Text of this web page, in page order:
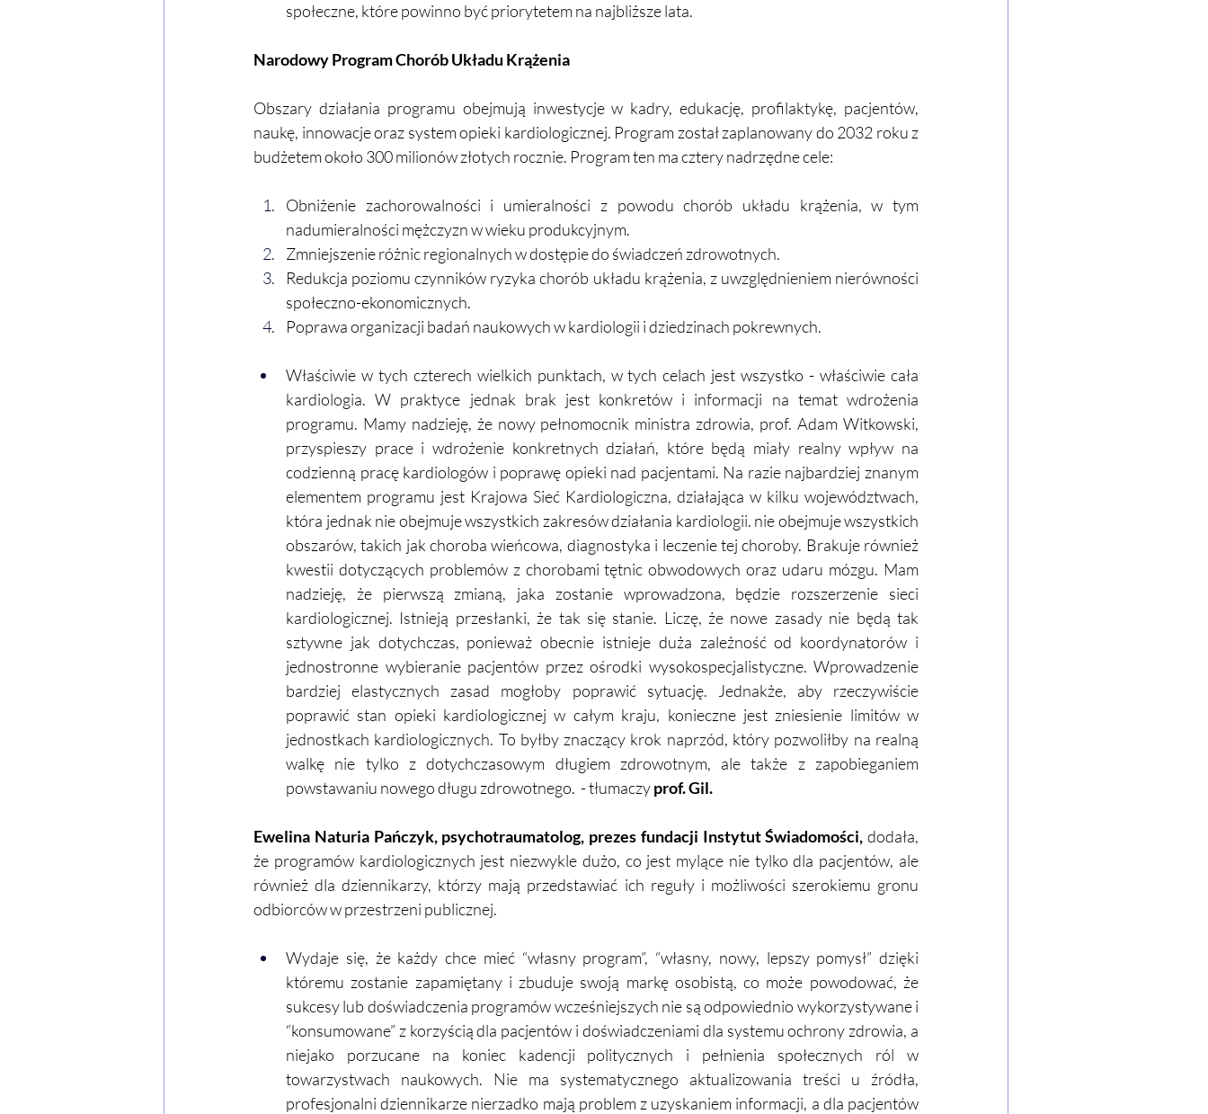
społeczne, które powinno być priorytetem na najbliższe lata.
Narodowy Program Chorób Układu Krążenia
Obszary działania programu obejmują inwestycje w kadry, edukację, profilaktykę, pacjentów,
naukę, innowacje oraz system opieki kardiologicznej. Program został zaplanowany do 2032 roku z
budżetem około 300 milionów złotych rocznie. Program ten ma cztery nadrzędne cele:
Obniżenie zachorowalności i umieralności z powodu chorób układu krążenia, w tym
nadumieralności mężczyzn w wieku produkcyjnym.
Zmniejszenie różnic regionalnych w dostępie do świadczeń zdrowotnych.
Redukcja poziomu czynników ryzyka chorób układu krążenia, z uwzględnieniem nierówności
społeczno-ekonomicznych.
Poprawa organizacji badań naukowych w kardiologii i dziedzinach pokrewnych.
Właściwie w tych czterech wielkich punktach, w tych celach jest wszystko - właściwie cała
kardiologia. W praktyce jednak brak jest konkretów i informacji na temat wdrożenia
programu. Mamy nadzieję, że nowy pełnomocnik ministra zdrowia, prof. Adam Witkowski,
przyspieszy prace i wdrożenie konkretnych działań, które będą miały realny wpływ na
codzienną pracę kardiologów i poprawę opieki nad pacjentami. Na razie najbardziej znanym
elementem programu jest Krajowa Sieć Kardiologiczna, działająca w kilku województwach,
która jednak nie obejmuje wszystkich zakresów działania kardiologii. nie obejmuje wszystkich
obszarów, takich jak choroba wieńcowa, diagnostyka i leczenie tej choroby. Brakuje również
kwestii dotyczących problemów z chorobami tętnic obwodowych oraz udaru mózgu. Mam
nadzieję, że pierwszą zmianą, jaka zostanie wprowadzona, będzie rozszerzenie sieci
kardiologicznej. Istnieją przesłanki, że tak się stanie. Liczę, że nowe zasady nie będą tak
sztywne jak dotychczas, ponieważ obecnie istnieje duża zależność od koordynatorów i
jednostronne wybieranie pacjentów przez ośrodki wysokospecjalistyczne. Wprowadzenie
bardziej elastycznych zasad mogłoby poprawić sytuację. Jednakże, aby rzeczywiście
poprawić stan opieki kardiologicznej w całym kraju, konieczne jest zniesienie limitów w
jednostkach kardiologicznych. To byłby znaczący krok naprzód, który pozwoliłby na realną
walkę nie tylko z dotychczasowym długiem zdrowotnym, ale także z zapobieganiem
powstawaniu nowego długu zdrowotnego.  - tłumaczy prof. Gil.
Ewelina Naturia Pańczyk, psychotraumatolog, prezes fundacji Instytut Świadomości, dodała,
że programów kardiologicznych jest niezwykle dużo, co jest mylące nie tylko dla pacjentów, ale
również dla dziennikarzy, którzy mają przedstawiać ich reguły i możliwości szerokiemu gronu
odbiorców w przestrzeni publicznej.
Wydaje się, że każdy chce mieć “własny program”, “własny, nowy, lepszy pomysł” dzięki
któremu zostanie zapamiętany i zbuduje swoją markę osobistą, co może powodować, że
sukcesy lub doświadczenia programów wcześniejszych nie są odpowiednio wykorzystywane i
“konsumowane” z korzyścią dla pacjentów i doświadczeniami dla systemu ochrony zdrowia, a
niejako porzucane na koniec kadencji politycznych i pełnienia społecznych ról w
towarzystwach naukowych. Nie ma systematycznego aktualizowania treści u źródła,
profesjonalni dziennikarze nierzadko mają problem z uzyskaniem informacji, a dla pacjentów